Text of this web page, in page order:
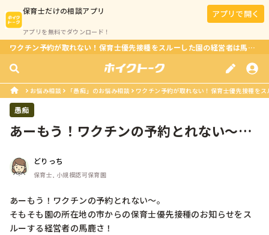
保育士だけの相談アプリ
アプリを無料でダウンロード！
アプリで開く
ワクチン予約が取れない！保育士優先接種をスルーした園の経営者は馬鹿？！
お悩み相談 「愚痴」のお悩み相談 ワクチン予約が取れない！保育士優先接種を
愚痴
あーもう！ワクチンの予約とれない〜。
どりっち
保育士, 小規模認可保育園
あーもう！ワクチンの予約とれない〜。
そもそも園の所在地の市からの保育士優先接種のお知らせをス
ルーする経営者の馬鹿さ！